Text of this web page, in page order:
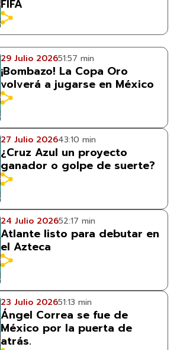
FIFA
29 Julio 202651:57 min
¡Bombazo! La Copa Oro
volverá a jugarse en México
27 Julio 202643:10 min
¿Cruz Azul un proyecto
ganador o golpe de suerte?
24 Julio 202652:17 min
Atlante listo para debutar en
el Azteca
23 Julio 202651:13 min
Ángel Correa se fue de
México por la puerta de
atrás.